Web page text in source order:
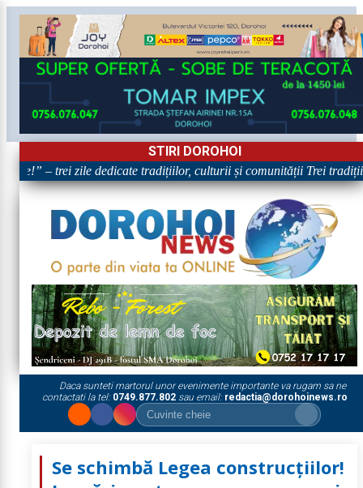
STIRI DOROHOI
– trei zile dedicate tradițiilor, culturii și comunității Trei tradiții.
Daca sunteti martorul unor evenimente importante va rugam sa ne
contactati la tel: 0749.877.802sau email: redactia@dorohoinews.ro
Se schimbă Legea construcţiilor!